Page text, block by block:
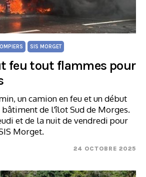
SIS MORGET
feu tout flammes pour
un camion en feu et un début
bâtiment de l'îlot Sud de Morges.
et de la nuit de vendredi pour
Morget.
24 OCTOBRE 2025